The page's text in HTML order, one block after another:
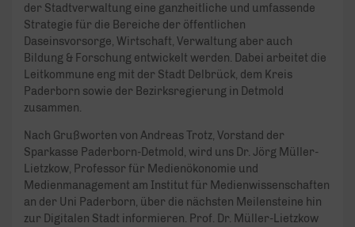
der Stadtverwaltung eine ganzheitliche und umfassende
Strategie für die Bereiche der öffentlichen
Daseinsvorsorge, Wirtschaft, Verwaltung aber auch
Bildung & Forschung entwickelt werden. Dabei arbeitet die
Leitkommune eng mit der Stadt Delbrück, dem Kreis
Paderborn sowie der Bezirksregierung in Detmold
zusammen.
Nach Grußworten von Andreas Trotz, Vorstand der
Sparkasse Paderborn-Detmold, wird uns Dr. Jörg Müller-
Lietzkow, Professor für Medienökonomie und
Medienmanagement am Institut für Medienwissenschaften
an der Uni Paderborn, über die nächsten Meilensteine hin
zur Digitalen Stadt informieren. Prof. Dr. Müller-Lietzkow